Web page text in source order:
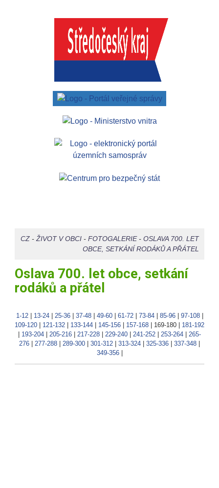
CZ- ŽIVOT V OBCI- FOTOGALERIE- OSLAVA 700. LET
OBCE, SETKÁNÍ RODÁKŮ A PŘÁTEL
Oslava 700. let obce, setkání
rodáků a přátel
1-12| 13-24| 25-36| 37-48| 49-60| 61-72| 73-84| 85-96| 97-108|
109-120
121-132 133-144 145-156 157-168 169-180
181-192
193-204 205-216 217-228 229-240 241-252 253-264
265-
276
277-288 289-300 301-312 313-324 325-336 337-348
349-356|